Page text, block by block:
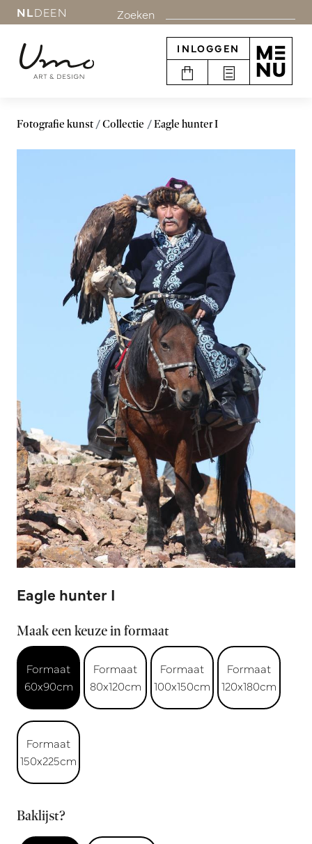
NLDEEN Zoeken
INLOGGEN
Fotografie kunst Collectie Eagle hunter I
Eagle hunter I
Maak een keuze in formaat
Formaat
60x90cm
Formaat
80x120cm
Formaat
100x150cm
Formaat
120x180cm
Formaat
150x225cm
Baklijst?